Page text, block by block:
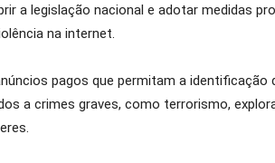
a legislação nacional e adotar medidas
na internet.
pagos que permitam a
a crimes graves, como terrorismo,